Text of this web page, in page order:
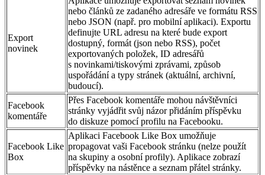
Export
novinek
nebo článků ze zadaného adresáře ve formátu RSS
nebo JSON (např. pro mobilní aplikaci). Exportu
definujte URL adresu na které bude export
dostupný, formát (json nebo RSS), počet
exportovaných položek, ID adresářů
s novinkami/tiskovými zprávami, způsob
uspořádání a typy stránek (aktuální, archivní,
budoucí).
Facebook
komentáře
Přes Facebook komentáře mohou návštěvníci
stránky vyjádřit svůj názor přidáním příspěvku
do diskuze pomocí profilu na Facebooku.
Facebook Like
Box
Aplikaci Facebook Like Box umožňuje
propagovat vaši Facebook stránku (nelze použít
na skupiny a osobní profily). Aplikace zobrazí
příspěvky na nástěnce a seznam přátel stránky.